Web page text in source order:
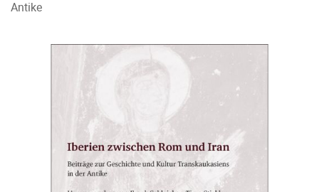
Antike